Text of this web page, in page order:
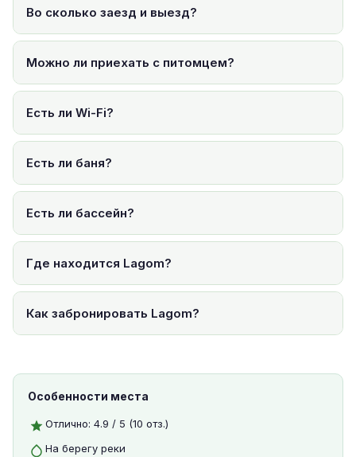
Во сколько заезд и выезд?
Можно ли приехать с питомцем?
Есть ли Wi-Fi?
Есть ли баня?
Есть ли бассейн?
Где находится Lagom?
Как забронировать Lagom?
Особенности места
Отлично: 4.9 / 5 (10 отз.)
На берегу реки